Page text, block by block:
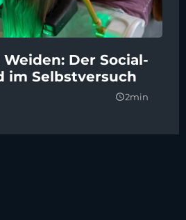
Weiden: Der Social-
im Selbstversuch
query_builder2min